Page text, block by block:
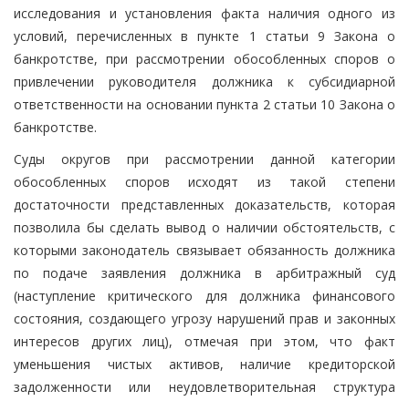
исследования и установления факта наличия одного из
условий, перечисленных в пункте 1 статьи 9 Закона о
банкротстве, при рассмотрении обособленных споров о
привлечении руководителя должника к субсидиарной
ответственности на основании пункта 2 статьи 10 Закона о
банкротстве.
Суды округов при рассмотрении данной категории
обособленных споров исходят из такой степени
достаточности представленных доказательств, которая
позволила бы сделать вывод о наличии обстоятельств, с
которыми законодатель связывает обязанность должника
по подаче заявления должника в арбитражный суд
(наступление критического для должника финансового
состояния, создающего угрозу нарушений прав и законных
интересов других лиц), отмечая при этом, что факт
уменьшения чистых активов, наличие кредиторской
задолженности или неудовлетворительная структура